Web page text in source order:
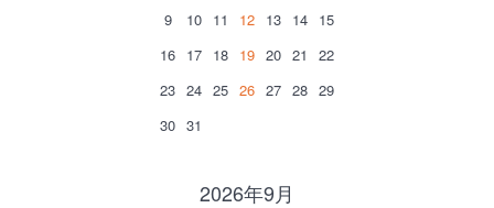
9
10 11 12 13 14 15
16 17 18 19 20 21
22
23 24 25 26 27 28 29
30 31
2026年9月